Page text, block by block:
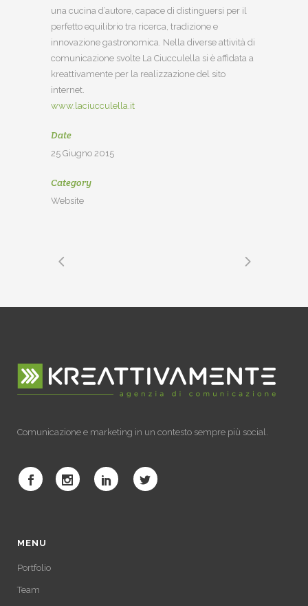
una cucina d’autore, capace di distinguersi per il
perfetto equilibrio tra ricerca, tradizione e
innovazione gastronomica. Nella diverse attività di
comunicazione svolte La Ciucculella si è affidata a
kreattivamente per la realizzazione del sito
internet.
www.laciucculella.it
Date
25 Giugno 2015
Category
Website
Comunicazione e marketing in un contesto sempre più social.
MENU
Portfolio
Team